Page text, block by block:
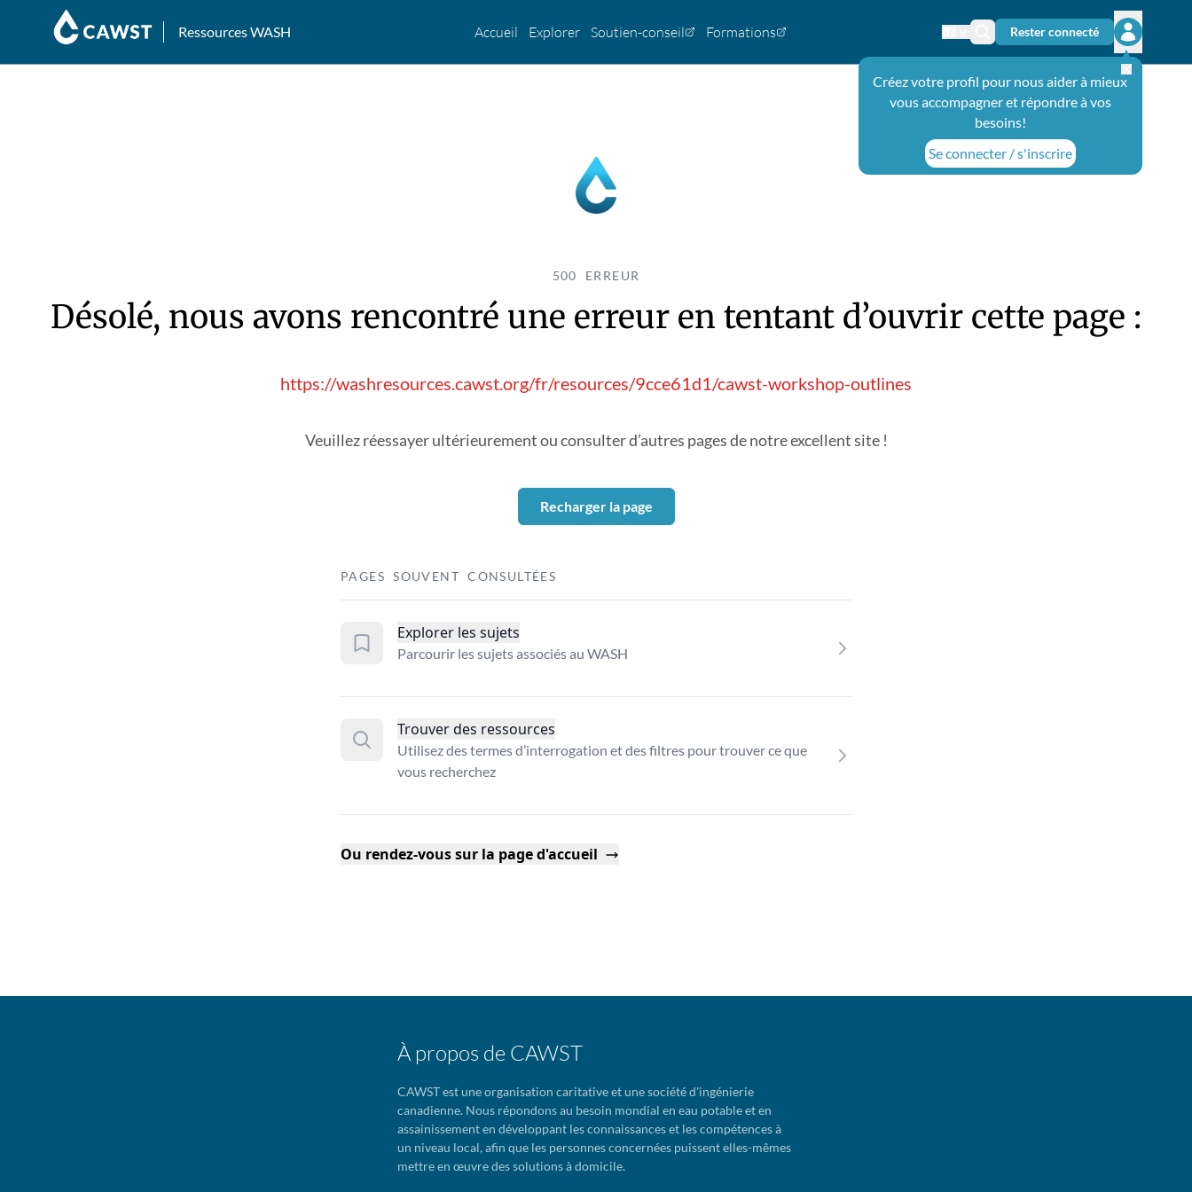
Ressources WASH Accueil Explorer Soutien-conseil Formations Changer de langue
Icône de recherche
Rester connecté
Ouvrir le
Créez votre profil pour nous aider à mieux
vous accompagner et répondre à vos
besoins!
Se connecter / s'inscrire
500 ERREUR
Désolé, nous avons rencontré une erreur en tentant d’ouvrir cette page :
https://washresources.cawst.org/fr/resources/9cce61d1/cawst-workshop-outlines
Veuillez réessayer ultérieurement ou consulter d’autres pages de notre excellent site !
Recharger la page
PAGES SOUVENT CONSULTÉES
Explorer les sujets
Parcourir les sujets associés au WASH
Trouver des ressources
Utilisez des termes d’interrogation et des filtres pour trouver ce que
vous recherchez
Ou rendez-vous sur la page d'accueil
À propos de CAWST
CAWST est une organisation caritative et une société d'ingénierie
canadienne. Nous répondons au besoin mondial en eau potable et en
assainissement en développant les connaissances et les compétences à
un niveau local, afin que les personnes concernées puissent elles-mêmes
mettre en œuvre des solutions à domicile.